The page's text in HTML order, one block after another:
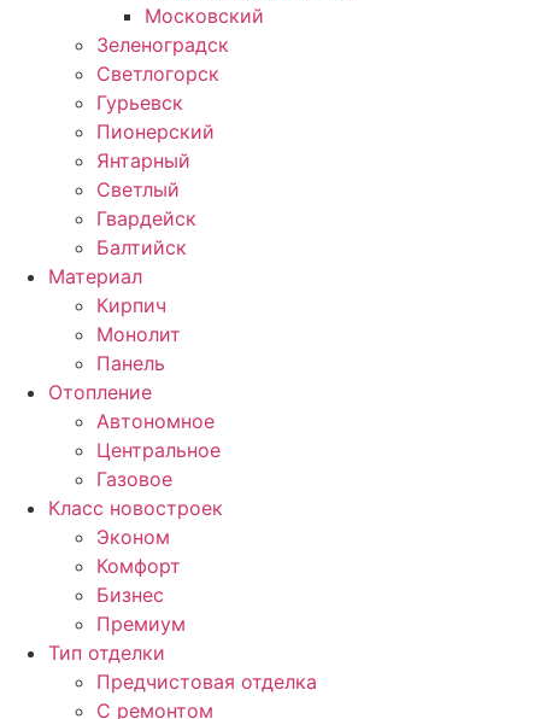
Московский
Зеленоградск
Светлогорск
Гурьевск
Пионерский
Янтарный
Светлый
Гвардейск
Балтийск
Материал
Кирпич
Монолит
Панель
Отопление
Автономное
Центральное
Газовое
Класс новостроек
Эконом
Комфорт
Бизнес
Премиум
Тип отделки
Предчистовая отделка
С ремонтом